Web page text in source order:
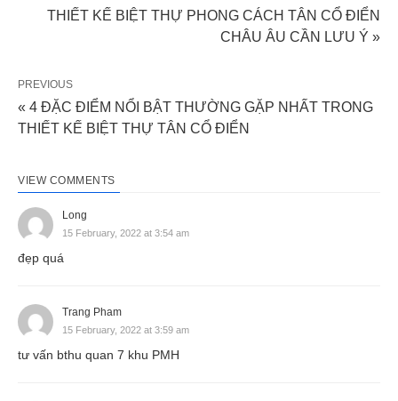
THIẾT KẾ BIỆT THỰ PHONG CÁCH TÂN CỔ ĐIỂN
CHÂU ÂU CẦN LƯU Ý »
PREVIOUS
« 4 ĐẶC ĐIỂM NỔI BẬT THƯỜNG GẶP NHẤT TRONG
THIẾT KẾ BIỆT THỰ TÂN CỔ ĐIỂN
VIEW COMMENTS
Long
15 February, 2022 at 3:54 am
đẹp quá
Trang Pham
15 February, 2022 at 3:59 am
tư vấn bthu quan 7 khu PMH